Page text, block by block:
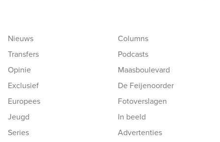
Nieuws
Transfers
Opinie
Exclusief
Europees
Jeugd
Series
Columns
Podcasts
Maasboulevard
De Feijenoorder
Fotoverslagen
In beeld
Advertenties